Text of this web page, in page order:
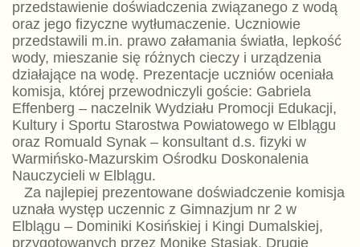
przedstawienie doświadczenia związanego z wodą
oraz jego fizyczne wytłumaczenie. Uczniowie
przedstawili m.in. prawo załamania światła, lepkość
wody, mieszanie się różnych cieczy i urządzenia
działające na wodę. Prezentacje uczniów oceniała
komisja, której przewodniczyli goście: Gabriela
Effenberg – naczelnik Wydziału Promocji Edukacji,
Kultury i Sportu Starostwa Powiatowego w Elblągu
oraz Romuald Synak – konsultant d.s. fizyki w
Warmińsko-Mazurskim Ośrodku Doskonalenia
Nauczycieli w Elblągu.
Za najlepiej prezentowane doświadczenie komisja
uznała występ uczennic z Gimnazjum nr 2 w
Elblągu – Dominiki Kosińskiej i Kingi Dumalskiej,
przygotowanych przez Monikę Stasiak. Drugie